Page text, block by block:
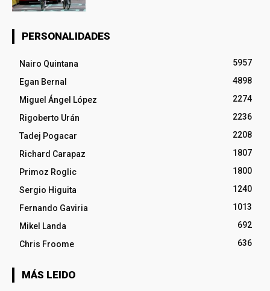
PERSONALIDADES
Nairo Quintana
5957
Egan Bernal
4898
Miguel Ángel López
2274
Rigoberto Urán
2236
Tadej Pogacar
2208
Richard Carapaz
1807
Primoz Roglic
1800
Sergio Higuita
1240
Fernando Gaviria
1013
Mikel Landa
692
Chris Froome
636
MÁS LEIDO